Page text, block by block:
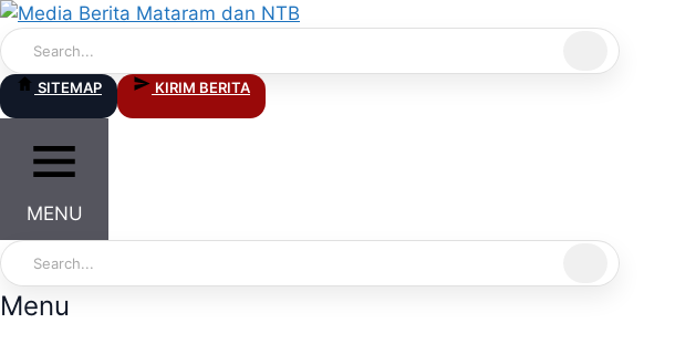
Skip
to
content
SITEMAP KIRIM BERITA
MENU
Menu